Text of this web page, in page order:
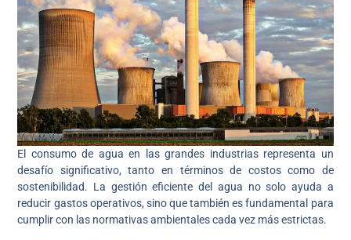
El consumo de agua en las grandes industrias representa un
desafío significativo, tanto en términos de costos como de
sostenibilidad. La gestión eficiente del agua no solo ayuda a
reducir gastos operativos, sino que también es fundamental para
cumplir con las normativas ambientales cada vez más estrictas.